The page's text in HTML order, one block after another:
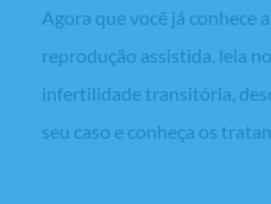
Agora que você já conhece
reprodução assistida, leia
infertilidade transitória,
seu caso e conheça os